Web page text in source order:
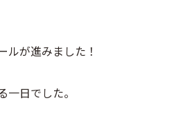
ルが進みました！
一日でした。